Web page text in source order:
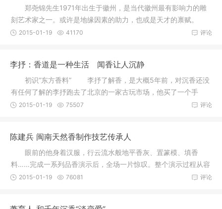
郑尧锦先生1971年出生于徽州，是当代徽州最有影响力的雕
刻艺术家之一。或许是地缘因素的助力，也或是天才的禀赋。
郑尧锦
评论
2015-01-19 41170
李抒：香道是一种生活 闻香让人沉静
初识“东方香料” 李抒了解香，是大概5年前，对沉香还没
有任何了解的李抒跑去了北京的一家古玩市场，他买了一个手
串，结
评论
2015-01-19 75507
陈建兵 闽南天然香制作技艺传承人
眼前的他身着汉服，行云流水般地平香灰、置篆模、填香
料……完成一系列品香演示后，全场一片惊叹。整个演示过程从容
自在、恭
评论
2015-01-19 76081